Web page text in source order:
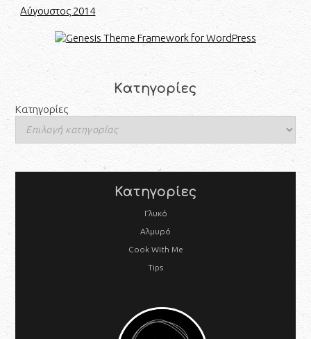
Αύγουστος 2014
Kατηγορίες
Kατηγορίες
Κατηγορίες
Γλυκό
Αλμυρό
Cook With Me
Tips